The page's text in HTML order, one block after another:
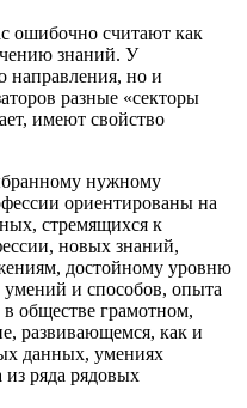
ошибочно считают как
знаний. У
направления, но и
разные «секторы
имеют свойство
нужному
ориентированы на
стремящихся к
новых знаний,
достойному уровню
умений и способов, опыта
обществе грамотном,
развивающемся, как и
данных, умениях
ряда рядовых